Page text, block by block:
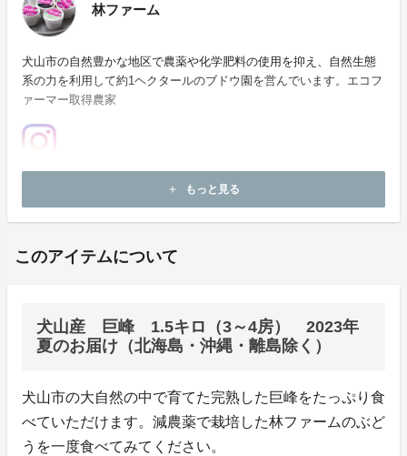
林ファーム
犬山市の自然豊かな地区で農薬や化学肥料の使用を抑え、自然生態
系の力を利用して約1ヘクタールのブドウ園を営んでいます。エコフ
ァーマー取得農家
add もっと見る
このアイテムについて
犬山産 巨峰 1.5キロ（3～4房） 2023年
夏のお届け（北海島・沖縄・離島除く）
犬山市の大自然の中で育てた完熟した巨峰をたっぷり食
べていただけます。減農薬で栽培した林ファームのぶど
うを一度食べてみてください。